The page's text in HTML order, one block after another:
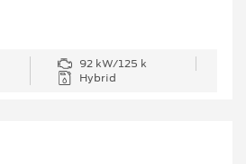
92 kW/125 k
Hybrid